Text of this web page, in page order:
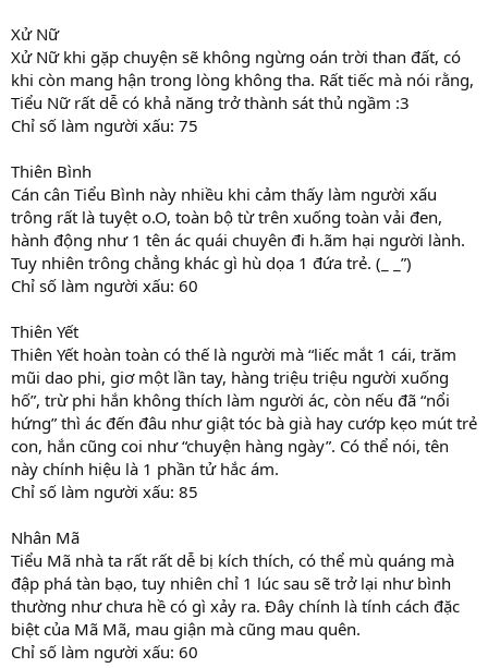
Xử Nữ
Xử Nữ khi gặp chuyện sẽ không ngừng oán trời than đất, có
khi còn mang hận trong lòng không tha. Rất tiếc mà nói rằng,
Tiểu Nữ rất dễ có khả năng trở thành sát thủ ngầm :3
Chỉ số làm người xấu: 75
Thiên Bình
Cán cân Tiểu Bình này nhiều khi cảm thấy làm người xấu
trông rất là tuyệt o.O, toàn bộ từ trên xuống toàn vải đen,
hành động như 1 tên ác quái chuyên đi h.ãm hại người lành.
Tuy nhiên trông chẳng khác gì hù dọa 1 đứa trẻ. (_ _”)
Chỉ số làm người xấu: 60
Thiên Yết
Thiên Yết hoàn toàn có thế là người mà “liếc mắt 1 cái, trăm
mũi dao phi, giơ một lần tay, hàng triệu triệu người xuống
hố”, trừ phi hắn không thích làm người ác, còn nếu đã “nổi
hứng” thì ác đến đâu như giật tóc bà già hay cướp kẹo mút trẻ
con, hắn cũng coi như “chuyện hàng ngày”. Có thể nói, tên
này chính hiệu là 1 phần tử hắc ám.
Chỉ số làm người xấu: 85
Nhân Mã
Tiểu Mã nhà ta rất rất dễ bị kích thích, có thể mù quáng mà
đập phá tàn bạo, tuy nhiên chỉ 1 lúc sau sẽ trở lại như bình
thường như chưa hề có gì xảy ra. Đây chính là tính cách đặc
biệt của Mã Mã, mau giận mà cũng mau quên.
Chỉ số làm người xấu: 60